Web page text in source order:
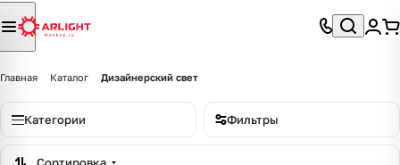
Главная Каталог Дизайнерский свет
Категории Фильтры
Сортировка